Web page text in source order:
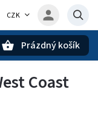
CZK
Prázdný košík
Coast